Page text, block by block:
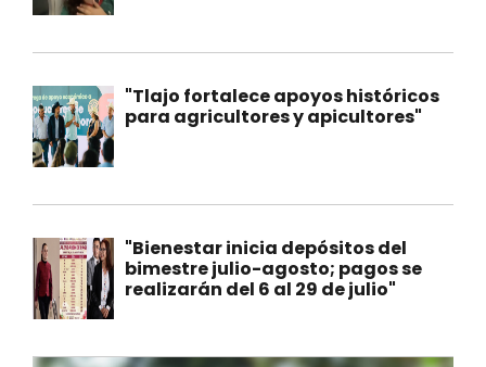
"Tlajo fortalece apoyos históricos
para agricultores y apicultores"
"Bienestar inicia depósitos del
bimestre julio-agosto; pagos se
realizarán del 6 al 29 de julio"